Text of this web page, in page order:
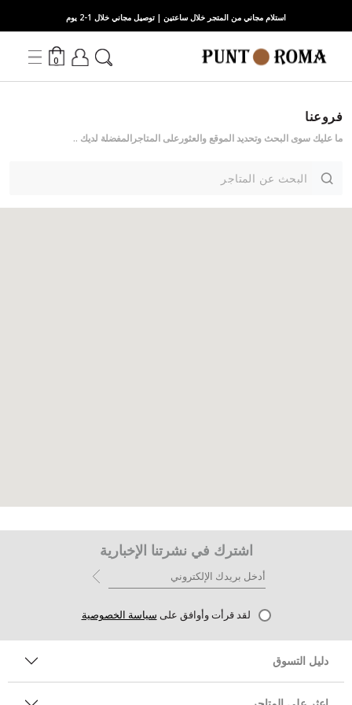
استلام مجاني من المتجر خلال ساعتين | توصيل مجاني خلال 1-2 يوم
0
فروعنا
ما عليك سوى البحث وتحديد الموقع والعثورعلى المتاجرالمفضلة لديك ..
اشترك في نشرتنا الإخبارية
لقد قرأت وأوافق على سياسة الخصوصية
دليل التسوق